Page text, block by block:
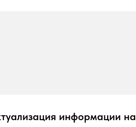
информации на